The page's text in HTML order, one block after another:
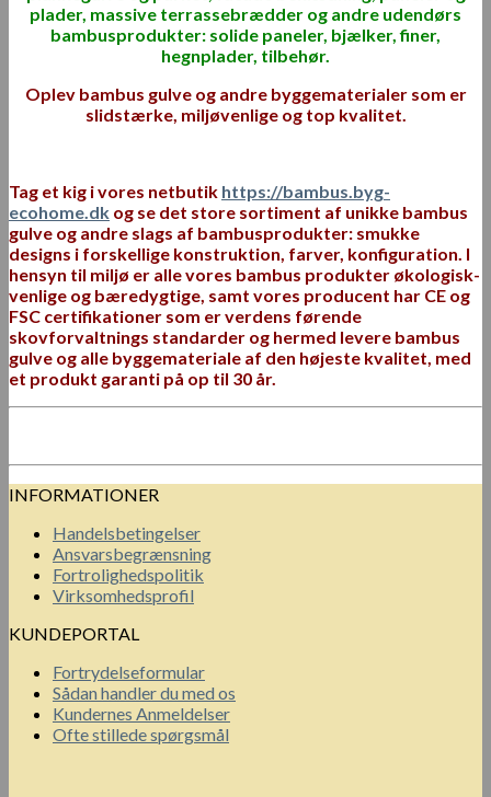
plader, massive terrassebrædder og andre udendørs
bambusprodukter: solide paneler, bjælker, finer,
hegnplader, tilbehør.
Oplev bambus gulve og andre byggematerialer som er
slidstærke, miljøvenlige og top kvalitet.
Tag et kig i vores netbutik https://bambus.byg-
ecohome.dk og se det store sortiment af unikke bambus
gulve og andre slags af bambusprodukter: smukke
designs i forskellige konstruktion, farver, konfiguration. I
hensyn til miljø er alle vores bambus produkter økologisk-
venlige og bæredygtige, samt vores producent har CE og
FSC certifikationer som er verdens førende
skovforvaltnings standarder og hermed levere bambus
gulve og alle byggemateriale af den højeste kvalitet, med
et produkt garanti på op til 30 år.
INFORMATIONER
Handelsbetingelser
Ansvarsbegrænsning
Fortrolighedspolitik
Virksomhedsprofil
KUNDEPORTAL
Fortrydelseformular
Sådan handler du med os
Kundernes Anmeldelser
Ofte stillede spørgsmål